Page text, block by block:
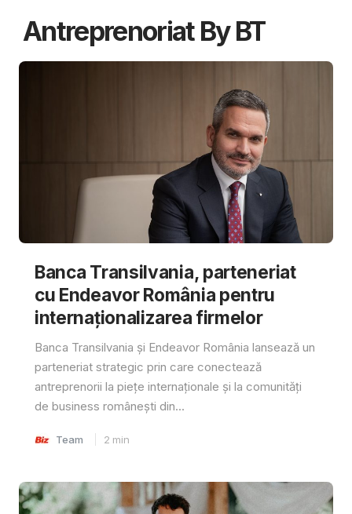
Antreprenoriat By BT
Banca Transilvania, parteneriat
cu Endeavor România pentru
internaționalizarea firmelor
Banca Transilvania și Endeavor România lansează un
parteneriat strategic prin care conectează
antreprenorii la piețe internaționale și la comunități
de business românești din...
Team 2 min